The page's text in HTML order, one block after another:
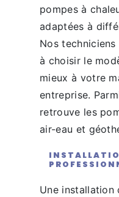
pompes à
adaptées à
Nos
à choisir le
mieux à votre
entreprise.
retrouve les
air-eau et
Une installation